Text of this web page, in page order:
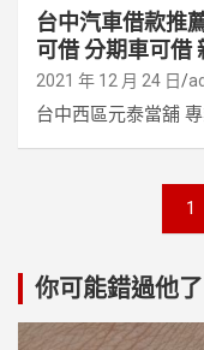
台中汽車借款推
可借 分期車可借
2021 年 12 月 24 日
台中西區元泰當舖
分
頁
1
你可能錯過他